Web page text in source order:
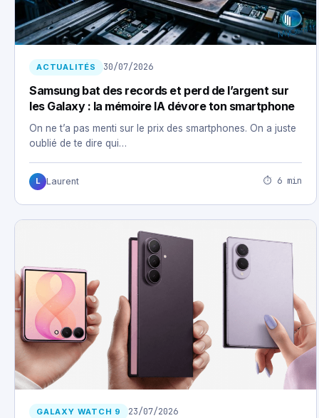
ACTUALITÉS 30/07/2026
Samsung bat des records et perd de l’argent sur
les Galaxy : la mémoire IA dévore ton smartphone
On ne t’a pas menti sur le prix des smartphones. On a juste
oublié de te dire qui…
L Laurent ⏱ 6 min
GALAXY WATCH 9 23/07/2026